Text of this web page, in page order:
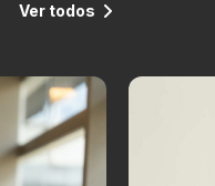
Ver todos